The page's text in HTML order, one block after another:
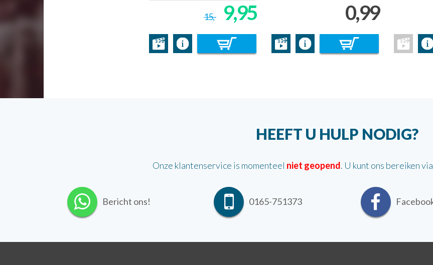
15,- 9,95 0,99
HEEFT U HULP NODIG?
Onze klantenservice is momenteel niet geopend. U kunt ons bereiken
Bericht ons! 0165-751373